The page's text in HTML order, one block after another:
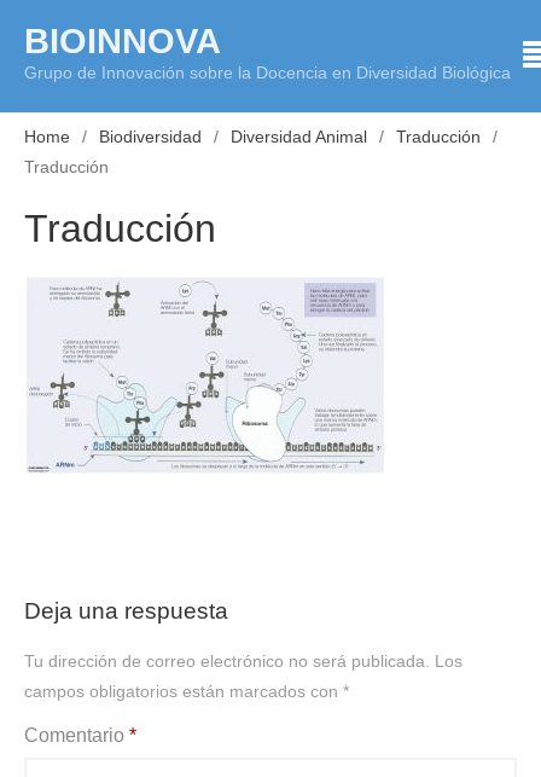
content
BIOINNOVA
Grupo de Innovación sobre la Docencia en Diversidad Biológica
Home Biodiversidad Diversidad Animal
Traducción
Traducción
Traducción
Deja una respuesta
Tu dirección de correo electrónico no será publicada. Los
campos obligatorios están marcados con *
Comentario *